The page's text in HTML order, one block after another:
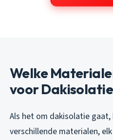
Welke
voor
Als het om dakisolatie gaat,
verschillende materialen,